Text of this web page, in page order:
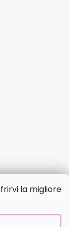
la migliore